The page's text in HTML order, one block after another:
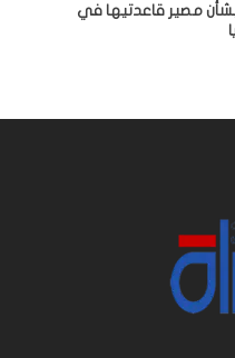
مصير قاعدتيها في